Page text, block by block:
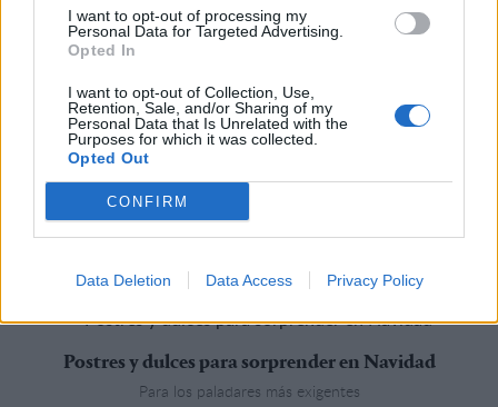
I want to opt-out of processing my
Personal Data for Targeted Advertising.
Opted In
I want to opt-out of Collection, Use,
Retention, Sale, and/or Sharing of my
Personal Data that Is Unrelated with the
Purposes for which it was collected.
Opted Out
CONFIRM
Data Deletion Data Access Privacy Policy
porLoreto Gordo
Aishawari·cosmética·El Corte Inglés·maquillaje nochevieja
Cómo maquillarse para cada ocasión
Luce perfecta a cualquier hora del día
cosmética·El Corte Inglés·maquillaje·navidad
Postres y dulces para sorprender en Navidad
Para los paladares más exigentes